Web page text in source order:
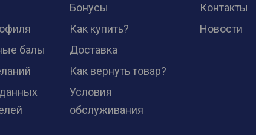
балы
Бонусы
Как купить?
Доставка
Как вернуть товар?
Условия
обслуживания
Контакты
Новости